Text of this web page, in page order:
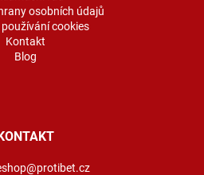
osobních údajů
cookies
Kontakt
Blog